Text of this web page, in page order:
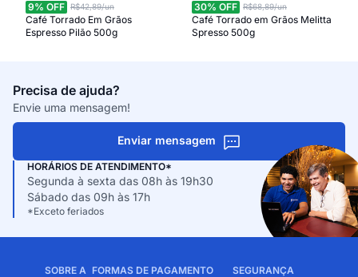
9% OFF R$42,89/un
Café Torrado Em Grãos
Espresso Pilão 500g
30% OFF R$68,89/un
Café Torrado em Grãos Melitta
Spresso 500g
Precisa de ajuda?
Envie uma mensagem!
Enviar mensagem
HORÁRIOS DE ATENDIMENTO*
Segunda à sexta das 08h às 19h30
Sábado das 09h às 17h
*Exceto feriados
SOBRE A FORMAS DE PAGAMENTO SEGURANÇA